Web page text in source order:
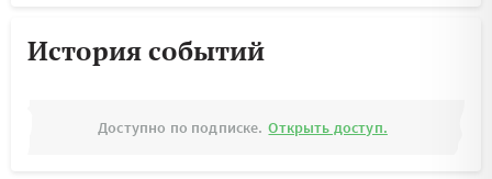
История событий
Доступно по подписке. Открыть доступ.